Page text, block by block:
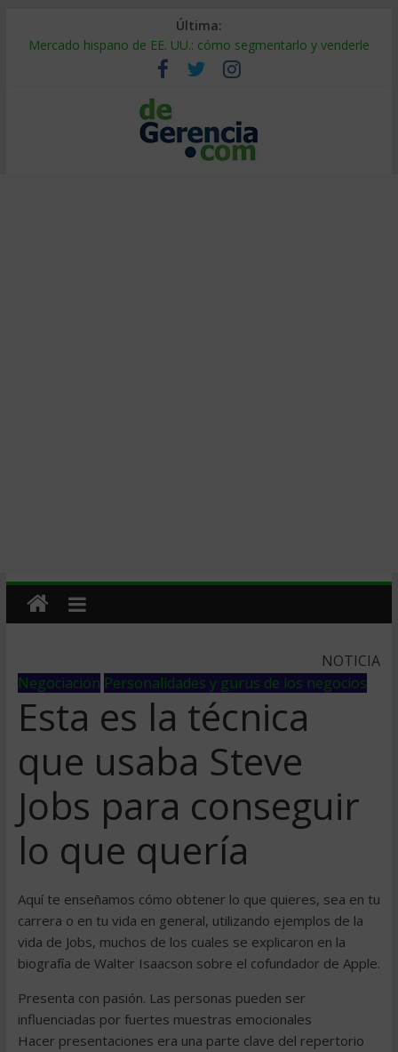
Última:
Mercado hispano de EE. UU.: cómo segmentarlo y venderle
Stablecoins para empresas: cómo pagar y cobrar en 2026
Despido silencioso: qué es y por qué sale tan caro
IA en selección de personal: cómo auditarla a tiempo
Trabajo forzoso en la cadena de suministro: qué hacer
NOTICIA
Negociacion Personalidades y gurus de los negocios
Esta es la técnica
que usaba Steve
Jobs para conseguir
lo que quería
Aquí te enseñamos cómo obtener lo que quieres, sea en tu
carrera o en tu vida en general, utilizando ejemplos de la
vida de Jobs, muchos de los cuales se explicaron en la
biografía de Walter Isaacson sobre el cofundador de Apple.
Presenta con pasión. Las personas pueden ser
influenciadas por fuertes muestras emocionales
Hacer presentaciones era una parte clave del repertorio